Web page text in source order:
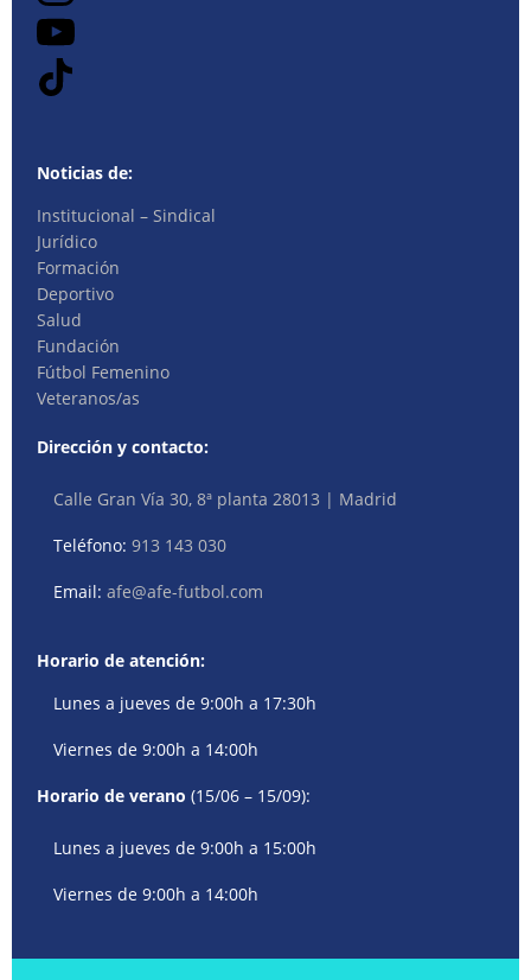
Noticias de:
Institucional – Sindical
Jurídico
Formación
Deportivo
Salud
Fundación
Fútbol Femenino
Veteranos/as
Dirección y contacto:
Calle Gran Vía 30, 8ª planta 28013 | Madrid
Teléfono:913 143 030
Email:afe@afe-futbol.com
Horario de atención:
Lunes a jueves de 9:00h a 17:30h
Viernes de 9:00h a 14:00h
Horario de verano (15/06 – 15/09):
Lunes a jueves de 9:00h a 15:00h
Viernes de 9:00h a 14:00h